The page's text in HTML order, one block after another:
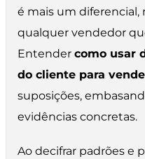
é mais um diferencial,
qualquer vendedor
Entender como usar
do cliente para
suposições,
evidências concretas.
Ao decifrar padrões e